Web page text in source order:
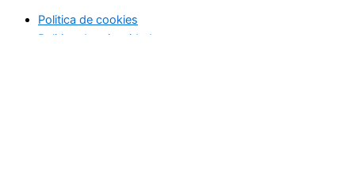
Politica de cookies
Politico de privacidad